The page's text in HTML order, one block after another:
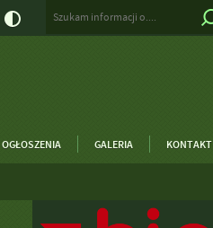
OGŁOSZENIA GALERIA KONTAKT